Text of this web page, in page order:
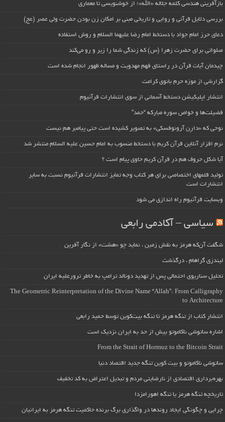
بازآفرینی هندسی کلمه جلاله «الله»؛ از خوشنویسی تا معماری
بررسی دلایل قرآنی و روایی و تاریخی مبنی بر امکان زن بودن حضرت ولی عصر (عج)
دعای حرز امام جواد با دستخط امام رضا علیهما السلام و روش استفاده
صلواتی برای حضرت زهرا (س) که زندگی شما را زیر و رو می‌کند
چیدمان آیات قرآن در راستای فهم مهدویت و مساله ظهور انجام شده است
گزارشی از موزه حرم بانوی کرامت
انتشار اپلیکیشن دستخط آسمانی از سوی انتشارات قرآنیوم
فضیلت‌ها و خواص سوره مبارکه “حمد”
نوحی که «دارِن آرونوفسکی» به تصویر کشیده است حتی پیامبر هم نیست
نرم افزار آنلاین قرآن کریم با دستخط منسوب به امام حسین علیه السلام منتشر شد
آیا شکل حروف هم در قرآن کریم حاوی پیام است ؟
تولید قلمهای اختصاصی برای هر کتاب وجه تمایز انتشارات قرآنیوم نسبت به سایر
انتشارات است
وبسایت قرآنیوم راه اندازی می شود
سیاسی – آکادمی رابعی
شگفت آن‌که هرمز به نقش زمین ، نماید چو «هشت» از نگار آفرین
لیندزی گراهام ، درگذشت
تحلیل سناریوی احتمالی پس از تهدید دونالد ترامپ به خاطر ترورعلیه ایران
The Geometric Reinterpretation of the Divine Name “Allah”: From Calligraphy
to Architecture
انتشار کتاب از تنگه هرمز تا تنگه بیت‌کوین توسط حمید رابعی
اشاره ساتوشی ناکاموتو بیش از حد به ایران نزدیک است
From the Strait of Hormuz to the Bitcoin Strait
ساتوشی ناکاموتو و بیت کوین تنگه جدید اقتصاد دنیا
بهره‌برداری اقتصادی از نارضایتی مردم و تبدیل اعتراض به کد تخفیف
تاریخچه تنگه هرمز یا تنگه اهورامزدا
چرایی و چگونگی ایجاد روندها در واگذاری برگ برنده حاکمیت تنگه هرمز به ایرانیان